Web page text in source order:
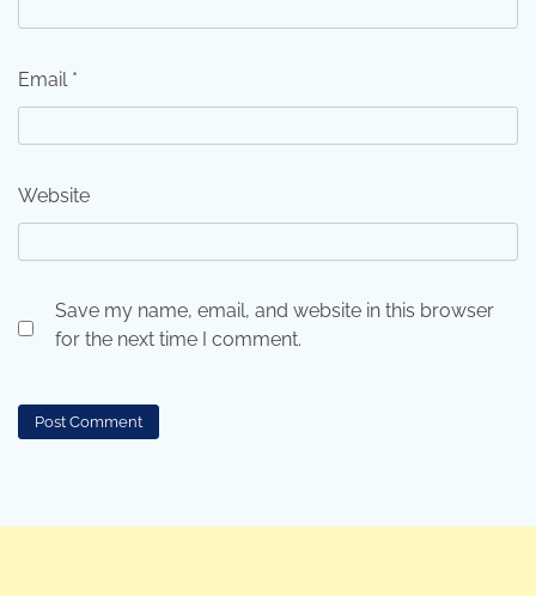
Email *
Website
Save my name, email, and website in this browser
for the next time I comment.